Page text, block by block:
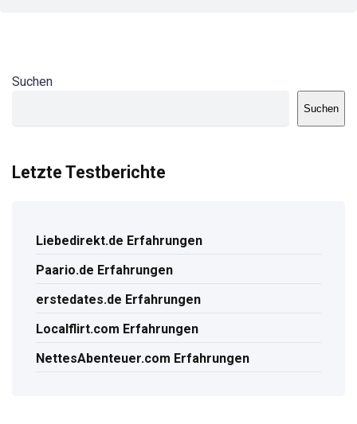
Suchen
Suchen
Letzte Testberichte
Liebedirekt.de Erfahrungen
Paario.de Erfahrungen
erstedates.de Erfahrungen
Localflirt.com Erfahrungen
NettesAbenteuer.com Erfahrungen